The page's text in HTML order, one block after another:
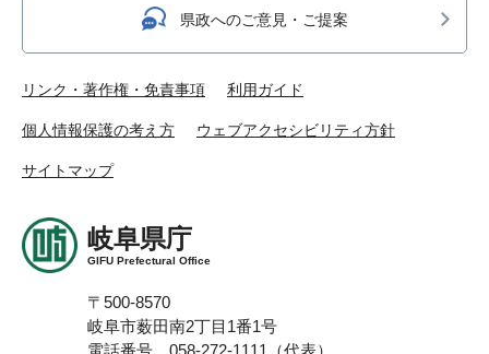
県政へのご意見・ご提案
リンク・著作権・免責事項 利用ガイド
個人情報保護の考え方 ウェブアクセシビリティ方針
サイトマップ
岐阜県庁
GIFU Prefectural Office
〒500-8570
岐阜市薮田南2丁目1番1号